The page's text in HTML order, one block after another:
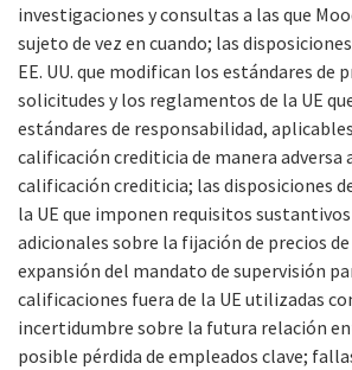
investigaciones y consultas a las que
sujeto de vez en cuando; las
EE. UU. que modifican los estándares de
solicitudes y los reglamentos de la UE
estándares de responsabilidad,
calificación crediticia de manera adversa
calificación crediticia; las disposiciones
la UE que imponen requisitos
adicionales sobre la fijación de precios
expansión del mandato de supervisión
calificaciones fuera de la UE utilizadas
incertidumbre sobre la futura relación
posible pérdida de empleados clave;